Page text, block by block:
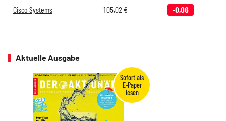
Cisco Systems 105,02 € -0,06
Aktuelle Ausgabe